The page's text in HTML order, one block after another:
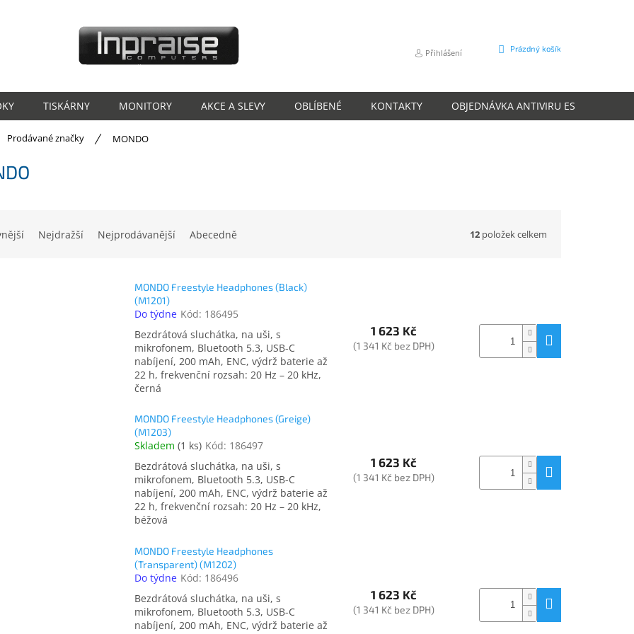
Přihlášení
NÁKUPNÍ
Prázdný košík
TISKÁRNY MONITORY AKCE A SLEVY OBLÍBENÉ KONTAKTY OBJEDNÁVKA ANTIVIRU ESET
Prodávané značky MONDO
Nejdražší Nejprodávanější Abecedně 12 položek celkem
MONDO Freestyle Headphones (Black)
(M1201)
Do týdne Kód: 186495
Bezdrátová sluchátka, na uši, s
mikrofonem, Bluetooth 5.3, USB-C
nabíjení, 200 mAh, ENC, výdrž baterie až
22 h, frekvenční rozsah: 20 Hz – 20 kHz,
černá
1 623 Kč
(1 341 Kč bez DPH)
MONDO Freestyle Headphones (Greige)
(M1203)
Skladem (1 ks) Kód: 186497
Bezdrátová sluchátka, na uši, s
mikrofonem, Bluetooth 5.3, USB-C
nabíjení, 200 mAh, ENC, výdrž baterie až
22 h, frekvenční rozsah: 20 Hz – 20 kHz,
béžová
1 623 Kč
(1 341 Kč bez DPH)
MONDO Freestyle Headphones
(Transparent) (M1202)
Do týdne Kód: 186496
Bezdrátová sluchátka, na uši, s
mikrofonem, Bluetooth 5.3, USB-C
nabíjení, 200 mAh, ENC, výdrž baterie až
1 623 Kč
(1 341 Kč bez DPH)